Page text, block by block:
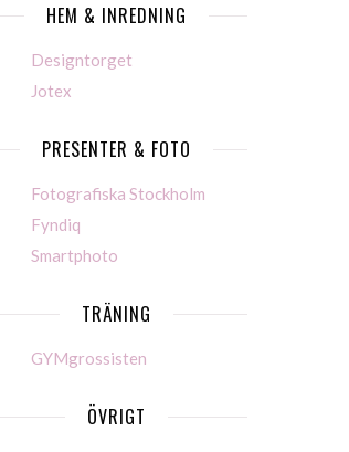
HEM & INREDNING
Designtorget
Jotex
PRESENTER & FOTO
Fotografiska Stockholm
Fyndiq
Smartphoto
TRÄNING
GYMgrossisten
ÖVRIGT